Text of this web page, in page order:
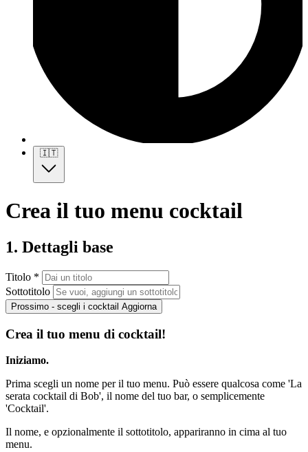
🇮🇹
Crea il tuo menu cocktail
1. Dettagli base
Titolo *
Sottotitolo
Prossimo - scegli i cocktail Aggiorna
Crea il tuo menu di cocktail!
Iniziamo.
Prima scegli un nome per il tuo menu. Può essere qualcosa come 'La
serata cocktail di Bob', il nome del tuo bar, o semplicemente
'Cocktail'.
Il nome, e opzionalmente il sottotitolo, appariranno in cima al tuo
menu.